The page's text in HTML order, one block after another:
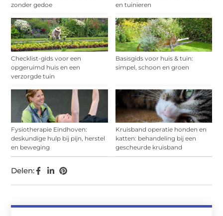
zonder gedoe
en tuinieren
Checklist-gids voor een
opgeruimd huis en een
verzorgde tuin
Basisgids voor huis & tuin:
simpel, schoon en groen
Fysiotherapie Eindhoven:
deskundige hulp bij pijn, herstel
en beweging
Kruisband operatie honden en
katten: behandeling bij een
gescheurde kruisband
Delen: